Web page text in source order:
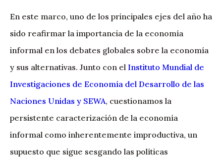
En este marco, uno de los principales ejes del año ha
sido reafirmar la importancia de la economía
informal en los debates globales sobre la economía
y sus alternativas. Junto con el Instituto Mundial de
Investigaciones de Economía del Desarrollo de las
Naciones Unidas y SEWA, cuestionamos la
persistente caracterización de la economía
informal como inherentemente improductiva, un
supuesto que sigue sesgando las políticas